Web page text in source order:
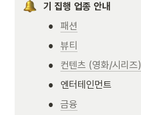
기 집행 업종 안내
• 패션
• 뷰티
• 컨텐츠 (영화/시리즈)
• 엔터테인먼트
• 금융